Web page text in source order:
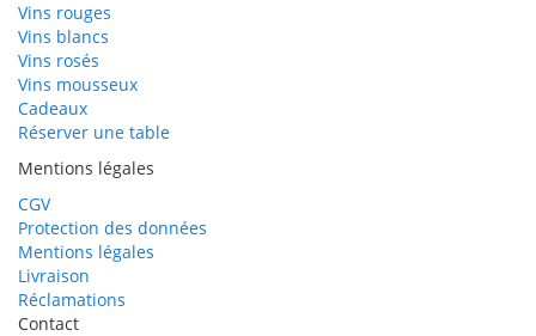
Vins rouges
Vins blancs
Vins rosés
Vins mousseux
Cadeaux
Réserver une table
Mentions légales
CGV
Protection des données
Mentions légales
Livraison
Réclamations
Contact